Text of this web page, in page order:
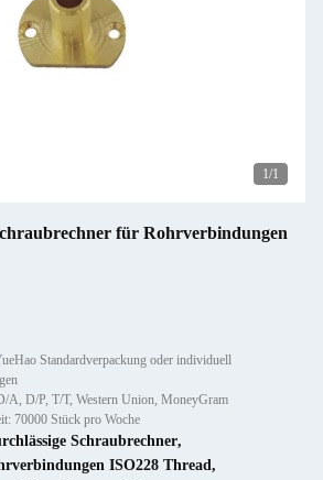
1/1
für Rohrverbindungen
Standardverpackung oder individuell
A, D/P, T/T, Western Union, MoneyGram
70000 Stück pro Woche
Schraubrechner,
ISO228 Thread,